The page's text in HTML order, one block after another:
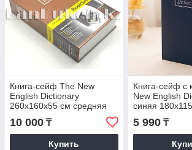
Книга-сейф The New
English Dictionary
260х160х55 см средняя
коричневая
10 000 ₸
Купить
Книга-сейф с
New English
синяя
маленькая
5 990₸